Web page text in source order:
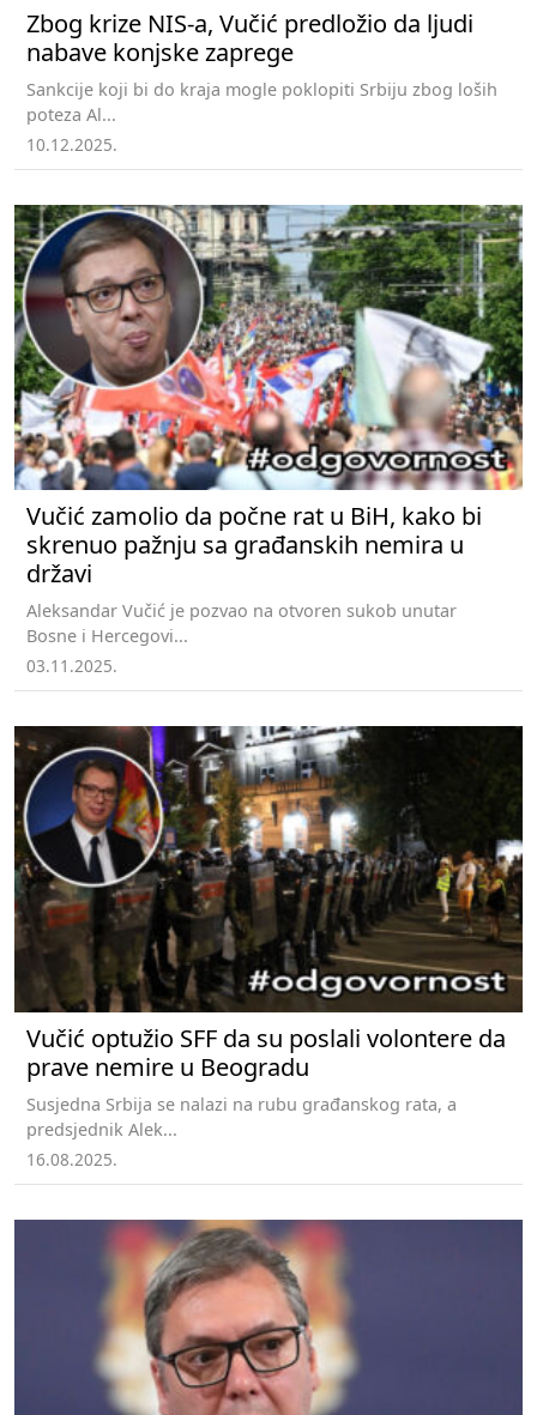
Zbog krize NIS-a, Vučić predložio da ljudi
nabave konjske zaprege
Sankcije koji bi do kraja mogle poklopiti Srbiju zbog loših
poteza Al...
10.12.2025.
Vučić zamolio da počne rat u BiH, kako bi
skrenuo pažnju sa građanskih nemira u
državi
Aleksandar Vučić je pozvao na otvoren sukob unutar
Bosne i Hercegovi...
03.11.2025.
Vučić optužio SFF da su poslali volontere da
prave nemire u Beogradu
Susjedna Srbija se nalazi na rubu građanskog rata, a
predsjednik Alek...
16.08.2025.